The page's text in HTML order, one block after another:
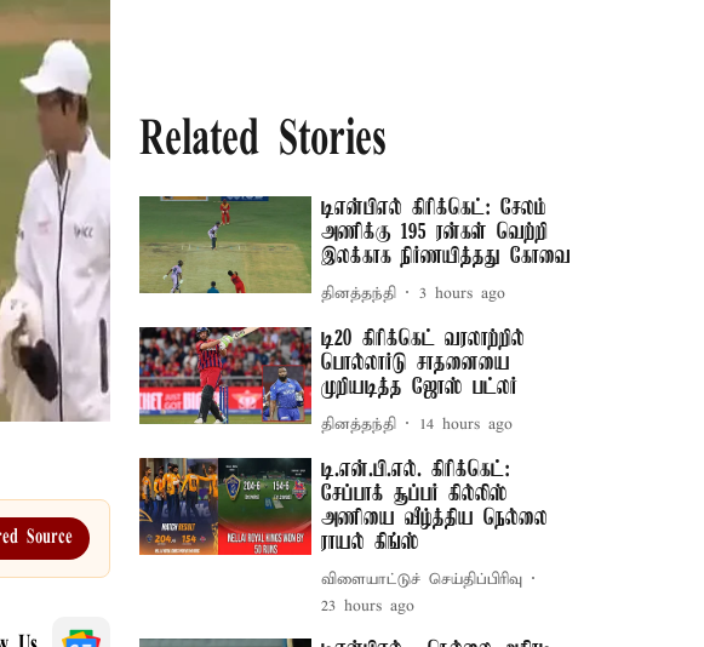
Source
Related Stories
டிஎன்பிஎல் கிரிக்கெட்: சேலம்
அணிக்கு 195 ரன்கள் வெற்றி
இலக்காக நிர்ணயித்தது கோவை
தினத்தந்தி 3 hours ago
டி20 கிரிக்கெட் வரலாற்றில்
பொல்லார்டு சாதனையை
முறியடித்த ஜோஸ் பட்லர்
தினத்தந்தி 14 hours ago
டி.என்.பி.எல். கிரிக்கெட்:
சேப்பாக் சூப்பர் கில்லிஸ்
அணியை வீழ்த்திய நெல்லை
ராயல் கிங்ஸ்
விளையாட்டுச் செய்திப்பிரிவு
23 hours ago